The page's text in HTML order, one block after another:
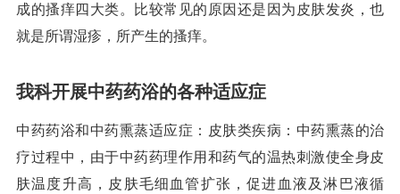
成的搔痒四大类。比较常见的原因还是因为皮肤发炎，也
就是所谓湿疹，所产生的搔痒。
我科开展中药药浴的各种适应症
中药药浴和中药熏蒸适应症：皮肤类疾病：中药熏蒸的治
疗过程中，由于中药药理作用和药气的温热刺激使全身皮
肤温度升高，皮肤毛细血管扩张，促进血液及淋巴液循